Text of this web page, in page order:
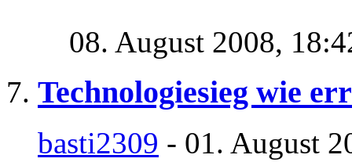
08. August 2008,
Technologiesieg wie
basti2309 - 01. August